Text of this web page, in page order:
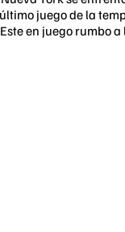
juego de la
en juego rumbo a